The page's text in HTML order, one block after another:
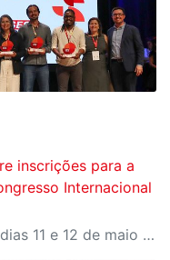
inscrições para a
Internacional
O evento gratuito acontece nos dias 11 e 12 de maio e reunirá especialistas em torno do tema “Educação que Transforma”. As vagas para participação presencial são limitadas, e a submissão de trabalhos pode ser feita até 31 de março